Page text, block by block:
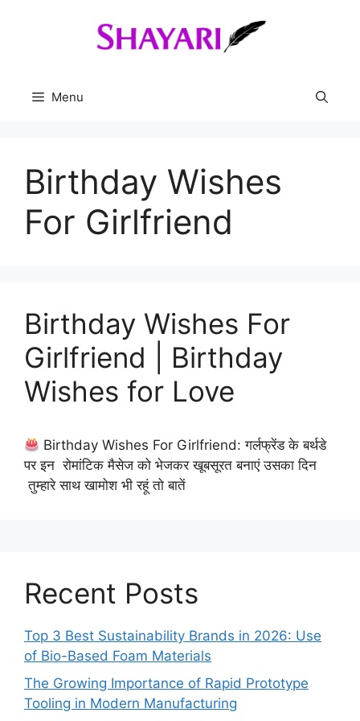
Menu
Birthday Wishes
For Girlfriend
Birthday Wishes For
Girlfriend | Birthday
Wishes for Love
Birthday Wishes For Girlfriend: गर्लफ्रेंड के बर्थडे
पर इन रोमांटिक मैसेज को भेजकर खूबसूरत बनाएं उसका दिन
तुम्हारे साथ खामोश भी रहूं तो बातें
Recent Posts
Top 3 Best Sustainability Brands in 2026: Use
of Bio-Based Foam Materials
The Growing Importance of Rapid Prototype
Tooling in Modern Manufacturing